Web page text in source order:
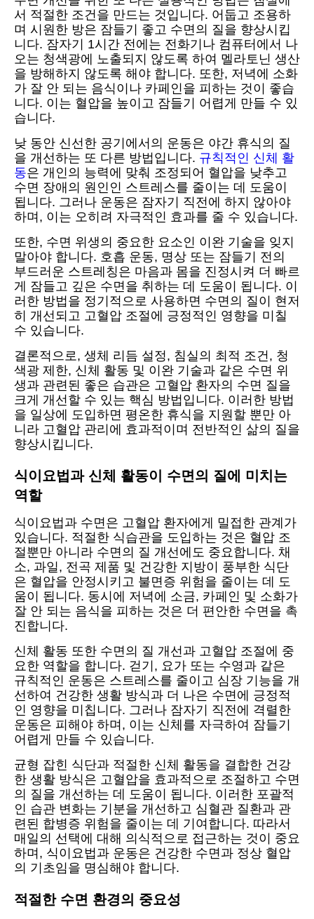
서 적절한 조건을 만드는 것입니다. 어둡고 조용하
며 시원한 방은 잠들기 좋고 수면의 질을 향상시킵
니다. 잠자기 1시간 전에는 전화기나 컴퓨터에서 나
오는 청색광에 노출되지 않도록 하여 멜라토닌 생산
을 방해하지 않도록 해야 합니다. 또한, 저녁에 소화
가 잘 안 되는 음식이나 카페인을 피하는 것이 좋습
니다. 이는 혈압을 높이고 잠들기 어렵게 만들 수 있
습니다.
낮 동안 신선한 공기에서의 운동은 야간 휴식의 질
을 개선하는 또 다른 방법입니다. 규칙적인 신체 활
동은 개인의 능력에 맞춰 조정되어 혈압을 낮추고
수면 장애의 원인인 스트레스를 줄이는 데 도움이
됩니다. 그러나 운동은 잠자기 직전에 하지 않아야
하며, 이는 오히려 자극적인 효과를 줄 수 있습니다.
또한, 수면 위생의 중요한 요소인 이완 기술을 잊지
말아야 합니다. 호흡 운동, 명상 또는 잠들기 전의
부드러운 스트레칭은 마음과 몸을 진정시켜 더 빠르
게 잠들고 깊은 수면을 취하는 데 도움이 됩니다. 이
러한 방법을 정기적으로 사용하면 수면의 질이 현저
히 개선되고 고혈압 조절에 긍정적인 영향을 미칠
수 있습니다.
결론적으로, 생체 리듬 설정, 침실의 최적 조건, 청
색광 제한, 신체 활동 및 이완 기술과 같은 수면 위
생과 관련된 좋은 습관은 고혈압 환자의 수면 질을
크게 개선할 수 있는 핵심 방법입니다. 이러한 방법
을 일상에 도입하면 평온한 휴식을 지원할 뿐만 아
니라 고혈압 관리에 효과적이며 전반적인 삶의 질을
향상시킵니다.
식이요법과 신체 활동이 수면의 질에 미치는
역할
식이요법과 수면은 고혈압 환자에게 밀접한 관계가
있습니다. 적절한 식습관을 도입하는 것은 혈압 조
절뿐만 아니라 수면의 질 개선에도 중요합니다. 채
소, 과일, 전곡 제품 및 건강한 지방이 풍부한 식단
은 혈압을 안정시키고 불면증 위험을 줄이는 데 도
움이 됩니다. 동시에 저녁에 소금, 카페인 및 소화가
잘 안 되는 음식을 피하는 것은 더 편안한 수면을 촉
진합니다.
신체 활동 또한 수면의 질 개선과 고혈압 조절에 중
요한 역할을 합니다. 걷기, 요가 또는 수영과 같은
규칙적인 운동은 스트레스를 줄이고 심장 기능을 개
선하여 건강한 생활 방식과 더 나은 수면에 긍정적
인 영향을 미칩니다. 그러나 잠자기 직전에 격렬한
운동은 피해야 하며, 이는 신체를 자극하여 잠들기
어렵게 만들 수 있습니다.
균형 잡힌 식단과 적절한 신체 활동을 결합한 건강
한 생활 방식은 고혈압을 효과적으로 조절하고 수면
의 질을 개선하는 데 도움이 됩니다. 이러한 포괄적
인 습관 변화는 기분을 개선하고 심혈관 질환과 관
련된 합병증 위험을 줄이는 데 기여합니다. 따라서
매일의 선택에 대해 의식적으로 접근하는 것이 중요
하며, 식이요법과 운동은 건강한 수면과 정상 혈압
의 기초임을 명심해야 합니다.
적절한 수면 환경의 중요성